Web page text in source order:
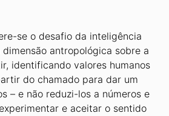
se o desafio da inteligência
antropológica sobre a
identificando valores humanos
do chamado para dar um
– e não reduzi-los a números e
e aceitar o sentido